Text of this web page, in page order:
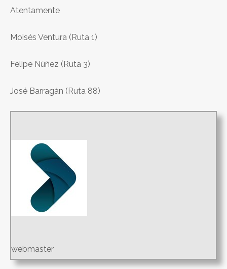
Atentamente
Moisés Ventura (Ruta 1)
Felipe Núñez (Ruta 3)
José Barragán (Ruta 88)
webmaster